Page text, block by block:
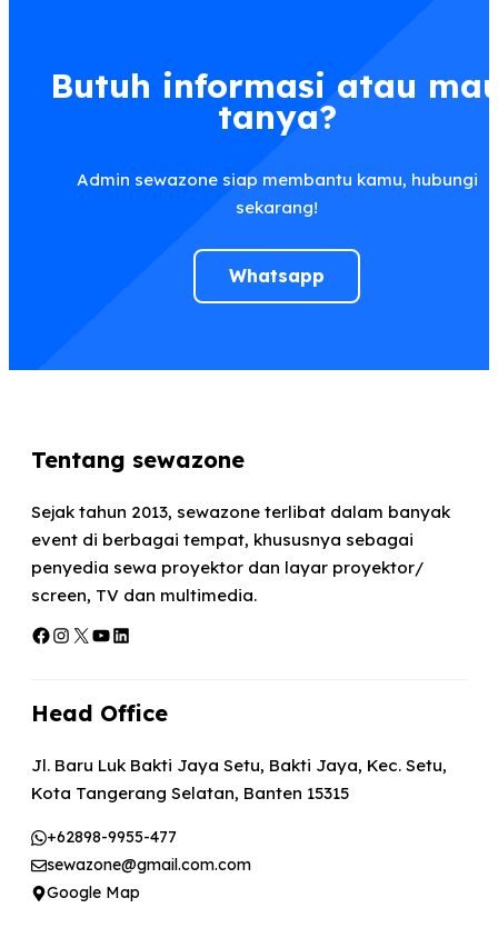
Butuh informasi atau
tanya?
Admin sewazone siap membantu kamu, hubungi
sekarang!
Whatsapp
Tentang sewazone
Sejak tahun 2013, sewazone terlibat dalam banyak
event di berbagai tempat, khususnya sebagai
penyedia sewa proyektor dan layar proyektor/
screen, TV dan multimedia.
Facebook
Instagram
X YouTube
LinkedIn
Head Office
Jl. Baru Luk Bakti Jaya Setu, Bakti Jaya, Kec. Setu,
Kota Tangerang Selatan, Banten 15315
+62898-9955-477
sewazone@gmail.com.com
Google Map